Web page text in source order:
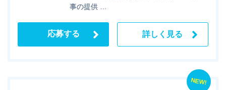
事の提供 …
応募する 詳しく見る
NEW!